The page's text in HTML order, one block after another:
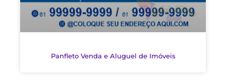
Panfleto Venda e Aluguel de Imóveis